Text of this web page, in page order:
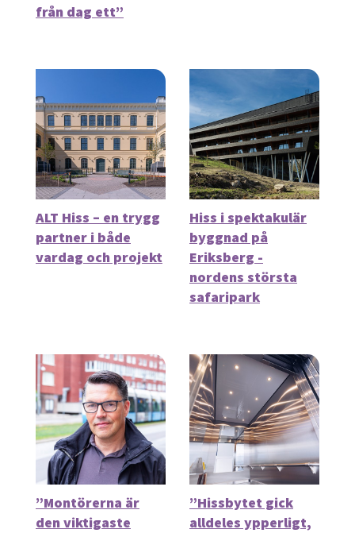
från dag ett”
ALT Hiss – en trygg
partner i både
vardag och projekt
Hiss i spektakulär
byggnad på
Eriksberg -
nordens största
safaripark
”Montörerna är
den viktigaste
”Hissbytet gick
alldeles ypperligt,